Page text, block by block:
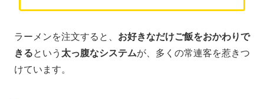
ラーメンを注文すると、 お好きなだけご飯をおかわりで
きるという 太っ腹なシステムが、多くの常連客を惹きつ
けています。